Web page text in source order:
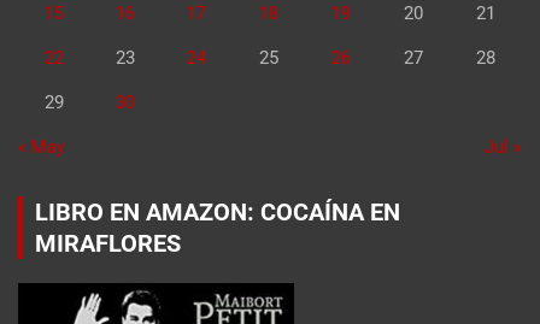
15 16 17 18 19 20 21
22 23 24 25 26 27 28
29 30
« May Jul »
LIBRO EN AMAZON: COCAÍNA EN
MIRAFLORES